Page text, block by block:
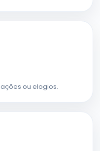
ou elogios.